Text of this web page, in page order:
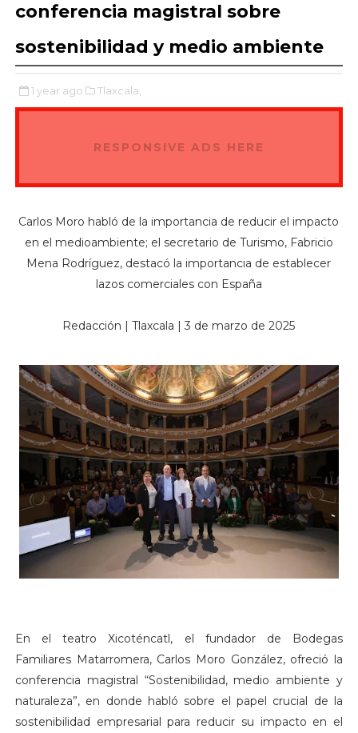
conferencia magistral sobre
sostenibilidad y medio ambiente
1 year ago Tlaxcala,
RESPONSIVE ADS HERE
Carlos Moro habló de la importancia de reducir el impacto
en el medioambiente; el secretario de Turismo, Fabricio
Mena Rodríguez, destacó la importancia de establecer
lazos comerciales con España
Redacción | Tlaxcala | 3 de marzo de 2025
En el teatro Xicoténcatl, el fundador de Bodegas
Familiares Matarromera, Carlos Moro González, ofreció la
conferencia magistral “Sostenibilidad, medio ambiente y
naturaleza”, en donde habló sobre el papel crucial de la
sostenibilidad empresarial para reducir su impacto en el